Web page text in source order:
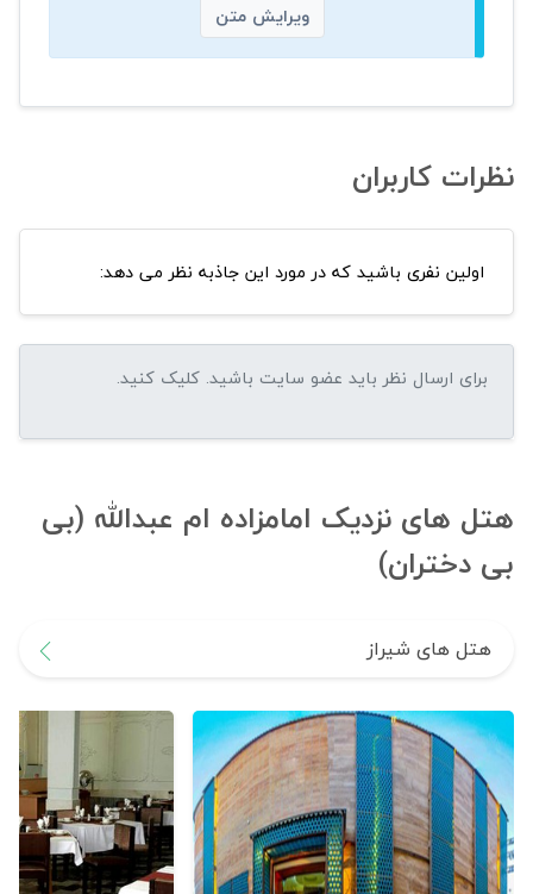
ویرایش متن
نظرات کاربران
اولین نفری باشید که در مورد این جاذبه نظر می دهد:
هتل های نزدیک امامزاده ام عبدالله (بی
بی دختران)
هتل های شیراز